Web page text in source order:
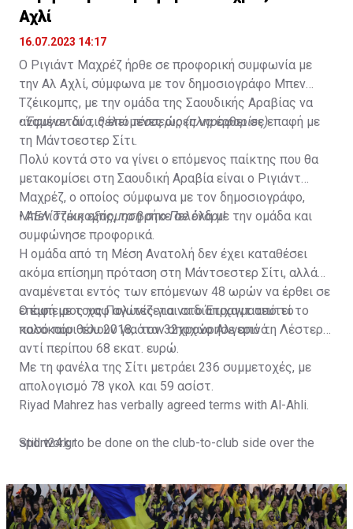
Αχλί
16.07.2023 14:17
Ο Ριγιάντ Μαχρέζ ήρθε σε προφορική συμφωνία με
την Αλ Αχλί, σύμφωνα με τον δημοσιογράφο Μπεν
Τζέικομπς, με την ομάδα της Σαουδικής Αραβίας να
αναμένεται τις επόμενες ώρες να έρθει σε επαφή με
τη Μάντσεστερ Σίτι.
•Έφυγαν δύο, θέλει τέσσερις (πληροφορίες)
Πολύ κοντά στο να γίνει ο επόμενος παίκτης που θα
μετακομίσει στη Σαουδική Αραβία είναι ο Ριγιάντ
Μαχρέζ, ο οποίος σύμφωνα με τον δημοσιογράφο,
Μπεν Τζέικομπς, τα βρήκε σε όλα με την ομάδα και
συμφώνησε προφορικά.
•ΑΕΛίστικη εξόρμηση στο Πελένδρι!
Η ομάδα από τη Μέση Ανατολή δεν έχει καταθέσει
ακόμα επίσημη πρόταση στη Μάντσεστερ Σίτι, αλλά
αναμένεται εντός των επόμενων 48 ωρών να έρθει σε
επαφή με τους Πολίτες για να διαπραγματευτεί το
ποσό που θέλουν για τον 32χρονο Αλγερινό.
Ο έμπειρος χαφ αγωνίζεται στο Έτιχαντ από το
καλοκαίρι του 2018, όταν αποχώρησε από τη Λέστερ
αντί περίπου 68 εκατ. ευρώ.
Με τη φανέλα της Σίτι μετράει 236 συμμετοχές, με
απολογισμό 78 γκολ και 59 ασίστ.
Riyad Mahrez has verbally agreed terms with Al-Ahli.
Still work to be done on the club-to-club side over the
Not a done deal yet, but Mahrez is keen on the move and
Al-Ahli hope to move fast.🇸🇦
sport24.gr